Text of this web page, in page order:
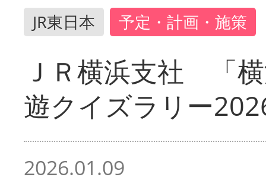
JR東日本 予定・計画・施策
ＪＲ横浜支社 「
遊クイズラリー
2026.01.09